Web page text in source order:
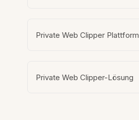
Private Web Clipper Plattform
Private Web Clipper-Lösung